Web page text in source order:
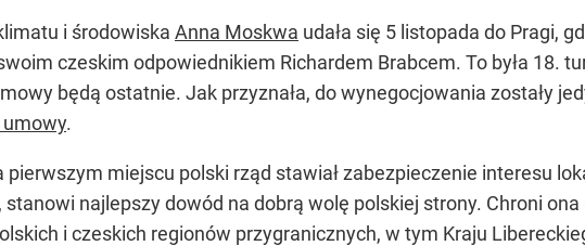
i środowiska Anna Moskwa udała się 5 listopada do Pragi,
czeskim odpowiednikiem Richardem Brabcem. To była 18.
będą ostatnie. Jak przyznała, do wynegocjowania zostały
.
pierwszym miejscu polski rząd stawiał zabezpieczenie interesu
stanowi najlepszy dowód na dobrą wolę polskiej strony. Chroni
i czeskich regionów przygranicznych, w tym Kraju